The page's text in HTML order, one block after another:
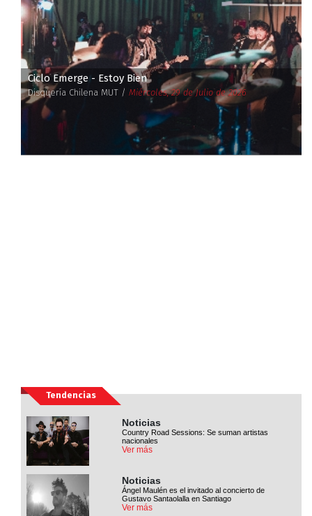
Ciclo Emerge - Estoy Bien
Disquería Chilena MUT / Miércoles, 29 de Julio de 2026
Tendencias
Noticias
Country Road Sessions: Se suman artistas
nacionales
Ver más
Noticias
Ángel Maulén es el invitado al concierto de
Gustavo Santaolalla en Santiago
Ver más